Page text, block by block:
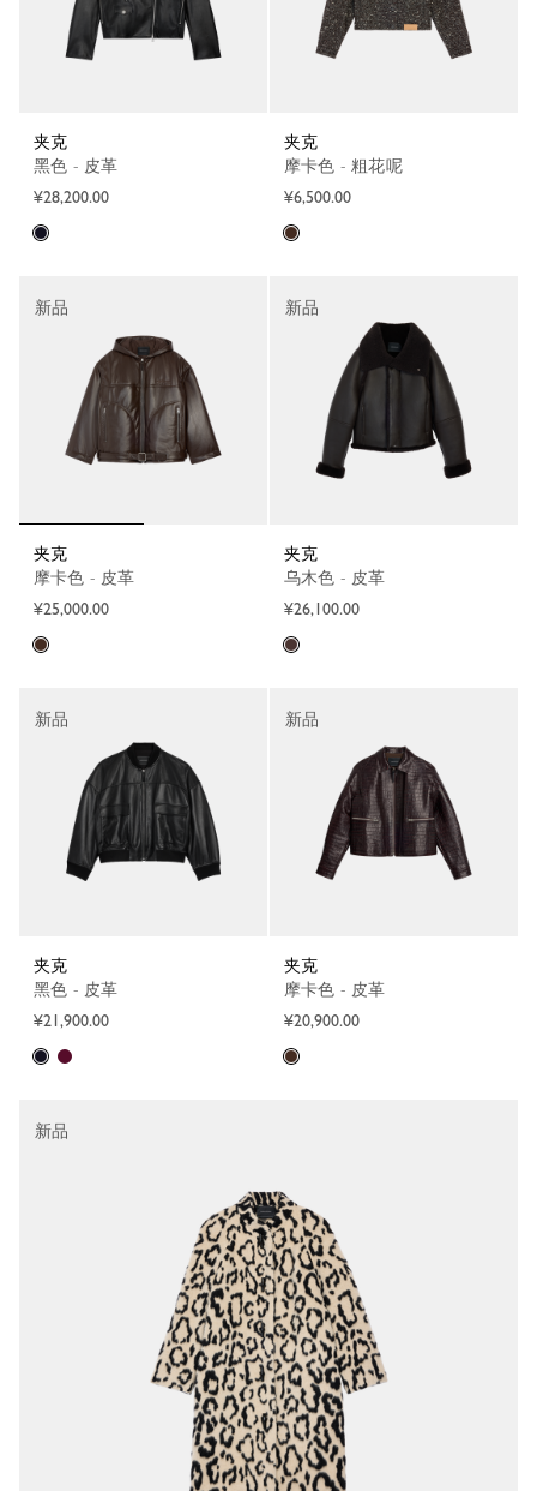
夹克
黑色 - 皮革
¥28,200.00
夹克
摩卡色 - 粗花呢
¥6,500.00
夹克
摩卡色 - 皮革
¥25,000.00
新品
夹克
乌木色 - 皮革
¥26,100.00
新品
夹克
黑色 - 皮革
¥21,900.00
新品
夹克
摩卡色 - 皮革
¥20,900.00
新品
新品